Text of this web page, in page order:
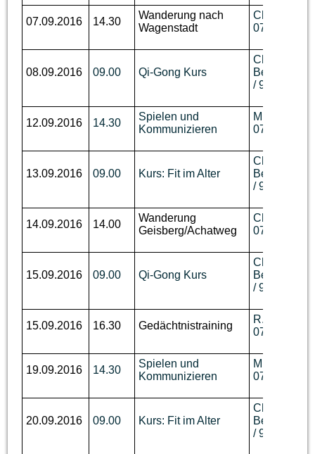
07.09.2016 14.30
Wanderung nach
Wagenstadt
Ch. Benzin,
07644 /
08.09.2016 09.00 Qi-Gong Kurs
Ch.
Berger,
/ 93 62 736
12.09.2016 14.30
Spielen und
Kommunizieren
M. Disch,
07644 / 92
13.09.2016 09.00 Kurs: Fit im Alter
Ch.
Berger,
/ 93 62 736
14.09.2016 14.00
Wanderung
Geisberg/Achatweg
Ch. Benzin,
07644 /
15.09.2016 09.00 Qi-Gong Kurs
Ch.
Berger,
/ 93 62 736
15.09.2016 16.30 Gedächtnistraining
R. Wüst,Tel.
07644 / 910
19.09.2016 14.30
Spielen und
Kommunizieren
M. Disch,
07644 / 92
20.09.2016 09.00 Kurs: Fit im Alter
Ch.
Berger,
/ 93 62 736